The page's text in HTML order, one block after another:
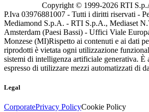
Copyright © 1999-2026 RTI
P.Iva 03976881007 - Tutti i diritti riservati -
Mediamond S.p.A. - RTI S.p.A., Mediaset
Amsterdam (Paesi Bassi) - Uffici Viale
Monzese (MI)Rispetto ai contenuti e ai dati
riprodotti è vietata ogni utilizzazione
sistemi di intelligenza artificiale generativa. È
espresso di utilizzare mezzi automatizzati di
Legal
CorporatePrivacy PolicyCookie Policy